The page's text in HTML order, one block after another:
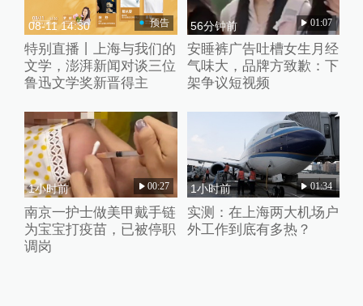
08-11 14:30 预告
特别直播丨上海与我们的
文学，澎湃新闻对谈三位
鲁迅文学奖新晋得主
56分钟前 01:07
安睡裤广告吐槽女生月经
气味大，品牌方致歉：下
架争议短视频
1小时前 00:27
南京一护士做美甲戴手链
为宝宝打疫苗，已被停职
调岗
1小时前 01:34
实测：在上海两大机场户
外工作到底有多热？